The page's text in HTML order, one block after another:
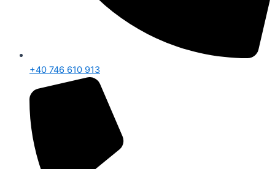
+40 746 610 913